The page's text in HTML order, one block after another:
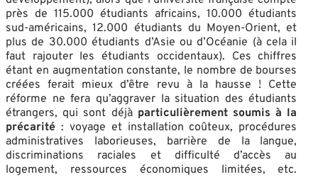
près de 115.000 étudiants africains, 10.000 étudiants
sud-américains, 12.000 étudiants du Moyen-Orient, et
plus de 30.000 étudiants d’Asie ou d’Océanie (à cela il
faut rajouter les étudiants occidentaux). Ces chiffres
étant en augmentation constante, le nombre de bourses
créées ferait mieux d’être revu à la hausse ! Cette
réforme ne fera qu’aggraver la situation des étudiants
étrangers, qui sont déjà particulièrement soumis à la
précarité : voyage et installation coûteux, procédures
administratives laborieuses, barrière de la langue,
discriminations raciales et difficulté d’accès au
logement, ressources économiques limitées, etc.